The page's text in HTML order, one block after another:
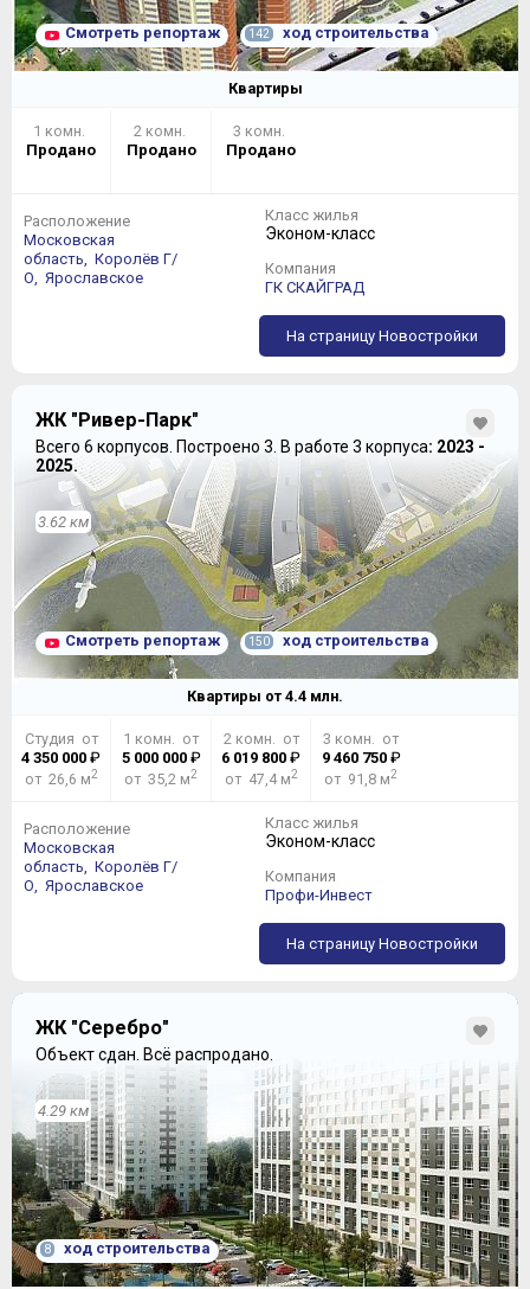
Смотреть репортаж 142 ход строительства
Квартиры
1 комн.
Продано
2 комн.
Продано
3 комн.
Продано
Расположение
Московская
область, Королёв Г/
О, Ярославское
Класс жилья
Эконом-класс
Компания
ГК СКАЙГРАД
На страницу Новостройки
ЖК "Ривер-Парк"
Всего 6 корпусов. Построено 3. В работе 3 корпуса: 2023 -
2025.
3.62 км
Смотреть репортаж 150 ход строительства
Квартиры от 4.4 млн.
Студия от
4 350 000 ₽
от 26,6 м2
1 комн. от
5 000 000₽
от 35,2 м2
2 комн. от
6 019 800 ₽
от 47,4 м2
3 комн. от
9 460 750₽
от 91,8 м2
Расположение
Московская
область, Королёв Г/
О, Ярославское
Класс жилья
Эконом-класс
Компания
Профи-Инвест
На страницу Новостройки
ЖК "Серебро"
Объект сдан. Всё распродано.
4.29 км
8 ход строительства